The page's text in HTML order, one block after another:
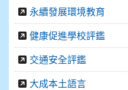
永續發展環境教育
健康促進學校評鑑
交通安全評鑑
大成本土語言